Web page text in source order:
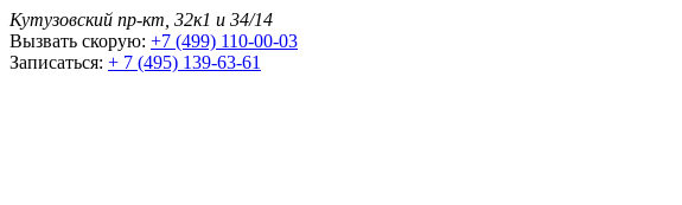
Кутузовский пр-кт, 32к1 и 34/14
Вызвать скорую: +7 (499) 110-00-03
Записаться: + 7 (495) 139-63-61